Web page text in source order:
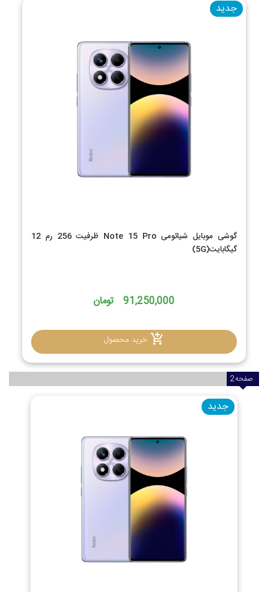
جدید
گوشی موبایل شیائومی Note 15 Pro ظرفیت 256 رم 12
گیگابایت(5G)
91,250,000 تومان
خرید محصول
صفحه2
جدید